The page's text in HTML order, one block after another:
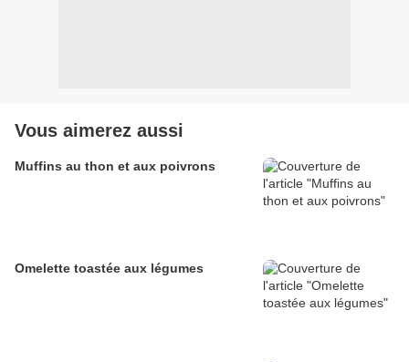
Vous aimerez aussi
Muffins au thon et aux poivrons
Omelette toastée aux légumes